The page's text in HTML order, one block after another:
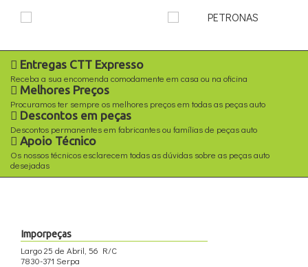
Entregas CTT Expresso
Receba a sua encomenda comodamente em casa ou na oficina
Melhores Preços
Procuramos ter sempre os melhores preços em todas as peças auto
Descontos em peças
Descontos permanentes em fabricantes ou famílias de peças auto
Apoio Técnico
Os nossos técnicos esclarecem todas as dúvidas sobre as peças auto
desejadas
Imporpeças
Largo 25 de Abril, 56 R/C
7830-371 Serpa